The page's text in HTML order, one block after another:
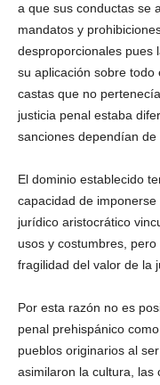
a que sus conductas se
mandatos y
desproporcionales pues
su aplicación sobre todo
castas que no
justicia penal estaba
sanciones dependían de
El dominio establecido
capacidad de
jurídico aristocrático
usos y costumbres,
fragilidad del valor de la
Por esta razón no es
penal prehispánico
pueblos originarios al
asimilaron la cultura, las